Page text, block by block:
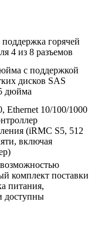
горячей
4 из 8 разъемов
с поддержкой
дисков SAS
дюйма
10/100/1000
(iRMC S5, 512
включая
комплект поставки
питания,
доступны